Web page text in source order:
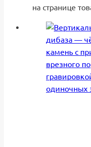
на странице